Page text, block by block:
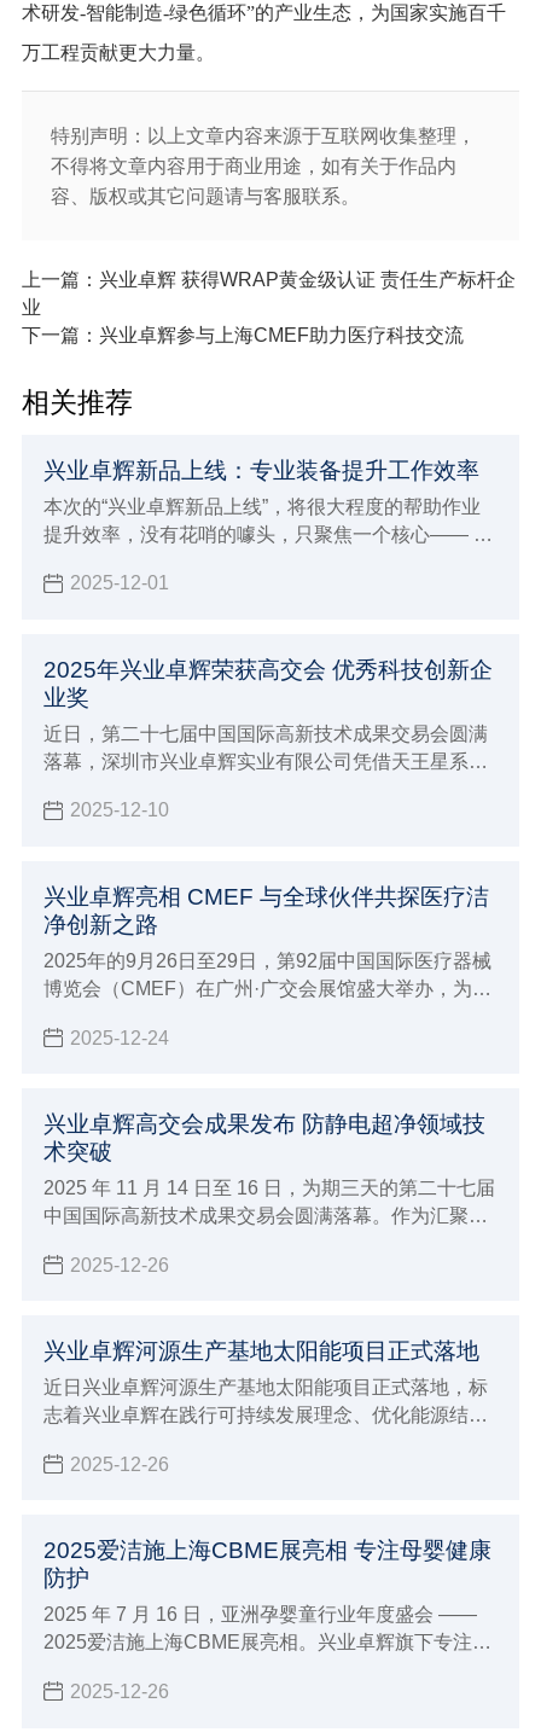
术研发-智能制造-绿色循环”的产业生态，为国家实施百千
万工程贡献更大力量。
特别声明：以上文章内容来源于互联网收集整理，
不得将文章内容用于商业用途，如有关于作品内
容、版权或其它问题请与客服联系。
上一篇：兴业卓辉 获得WRAP黄金级认证 责任生产标杆企
业
下一篇：兴业卓辉参与上海CMEF助力医疗科技交流
相关推荐
兴业卓辉新品上线：专业装备提升工作效率
本次的“兴业卓辉新品上线”，将很大程度的帮助作业
提升效率，​没有花哨的噱头，只聚焦一个核心—— 助
题。空调作业服、离子风机系列、高端净化服三款产
把 “省心” 变成了可感知的安全与舒适。
2025-12-01
2025年兴业卓辉荣获高交会 优秀科技创新企
业奖
近日，第二十七届中国国际高新技术成果交易会圆满
落幕，深圳市兴业卓辉实业有限公司凭借天王星系列
颖而出，兴业卓辉在2025年成功斩获 “优秀科技创新
2025-12-10
兴业卓辉亮相 CMEF 与全球伙伴共探医疗洁
净创新之路
2025年的9月26日至29日，第92届中国国际医疗器械
博览会（CMEF）在广州·广交会展馆盛大举办，为大
创新之路。
2025-12-24
兴业卓辉高交会成果发布 防静电超净领域技
术突破
2025 年 11 月 14 日至 16 日，为期三天的第二十七届
中国国际高新技术成果交易会圆满落幕。作为汇聚全
司携多款新品与专业解决方案精彩亮相，向业界充分
2025-12-26
兴业卓辉河源生产基地太阳能项目正式落地
近日兴业卓辉河源生产基地太阳能项目正式落地，标
志着兴业卓辉在践行可持续发展理念、优化能源结构
劲动力。
2025-12-26
2025爱洁施上海CBME展亮相 专注母婴健康
防护
2025 年 7 月 16 日，亚洲孕婴童行业年度盛会 ——
2025爱洁施上海CBME展亮相。兴业卓辉旗下专注母
品与行业前沿理念，与全球 4300 + 品牌共赴这场
2025-12-26